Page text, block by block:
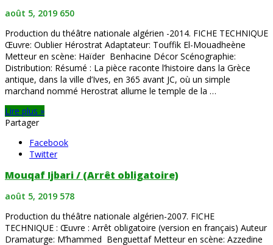
août 5, 2019 650
Production du théâtre nationale algérien -2014. FICHE TECHNIQUE
Œuvre: Oublier Hérostrat Adaptateur: Touffik El-Mouadheène
Metteur en scène: Haïder Benhacine Décor Scénographie:
Distribution: Résumé : La pièce raconte l’histoire dans la Grèce
antique, dans la ville d’Ives, en 365 avant JC, où un simple
marchand nommé Herostrat allume le temple de la …
Lire plus »
Partager
Facebook
Twitter
Mouqaf Ijbari / (Arrêt obligatoire)
août 5, 2019 578
Production du théâtre nationale algérien-2007. FICHE
TECHNIQUE : Œuvre : Arrêt obligatoire (version en français) Auteur
Dramaturge: M’hammed Benguettaf Metteur en scène: Azzedine